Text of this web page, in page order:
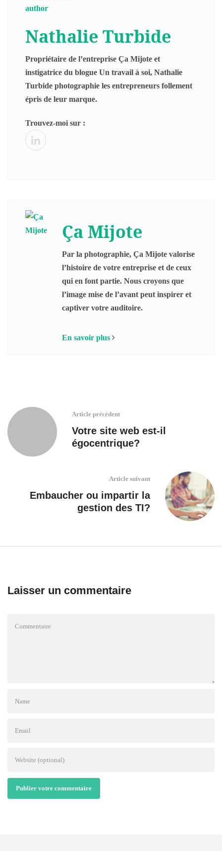
Nathalie Turbide
Propriétaire de l’entreprise Ça Mijote et
instigatrice du blogue Un travail à soi, Nathalie
Turbide photographie les entrepreneurs follement
épris de leur marque.
Trouvez-moi sur :
Ça Mijote
Par la photographie, Ça Mijote valorise
l’histoire de votre entreprise et de ceux
qui en font partie. Nous croyons que
l’image mise de l’avant peut inspirer et
captiver votre auditoire.
En savoir plus
Article précédent
Votre site web est-il
égocentrique?
Article suivant
Embaucher ou impartir la
gestion des TI?
Laisser un commentaire
Publier votre commentaire